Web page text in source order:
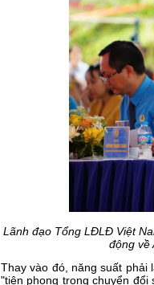
Lãnh đạo Tổng LĐLĐ Việt
động về
Thay vào đó, năng suất
"tiên phong trong chuyển